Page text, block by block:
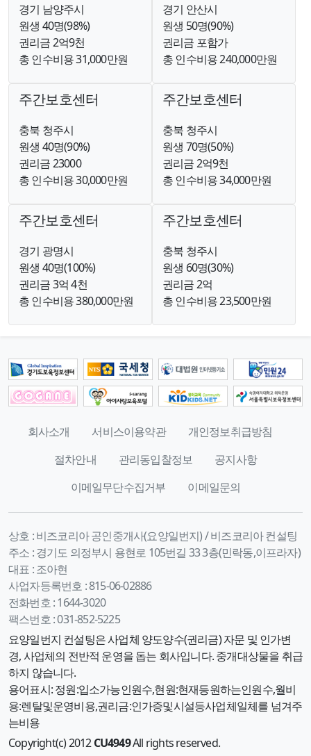
경기 남양주시
원생 40명(98%)
권리금 2억9천
총 인수비용 31,000만원
경기 안산시
원생 50명(90%)
권리금 포함가
총 인수비용 240,000만원
주간보호센터
충북 청주시
원생 40명(90%)
권리금 23000
총 인수비용 30,000만원
주간보호센터
충북 청주시
원생 70명(50%)
권리금 2억9천
총 인수비용 34,000만원
주간보호센터
경기 광명시
원생 40명(100%)
권리금 3억 4천
총 인수비용 380,000만원
주간보호센터
충북 청주시
원생 60명(30%)
권리금 2억
총 인수비용 23,500만원
회사소개 서비스이용약관
개인정보취급방침
절차안내
관리동입찰정보
공지사항
이메일무단수집거부
이메일문의
상호 :비즈코리아 공인중개사(요양일번지) / 비즈코리아 컨설팅
주소 :경기도 의정부시 용현로 105번길 33 3층(민락동,이프라자)
대표 :조아현
사업자등록번호 :815-06-02886
전화번호 :1644-3020
팩스번호 :031-852-5225
요양일번지 컨설팅은 사업체 양도양수(권리금) 자문 및 인가변
경, 사업체의 전반적 운영을 돕는 회사입니다. 중개대상물을 취급
하지 않습니다.
용어표시: 정원:입소가능인원수,현원:현재등원하는인원수,월비
용:렌탈및운영비용,권리금:인가증및시설등사업체일체를 넘겨주
는비용
Copyright(c) 2012CU4949All rights reserved.